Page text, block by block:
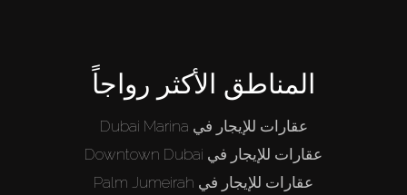
المناطق الأكثر رواجاً
عقارات للإيجار في Dubai Marina
عقارات للإيجار في Downtown Dubai
عقارات للإيجار في Palm Jumeirah